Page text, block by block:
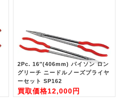
2Pc. 16″(406mm) パイソン ロン
グリーチ ニードルノーズプライヤ
ーセット SP162
買取価格12,000円